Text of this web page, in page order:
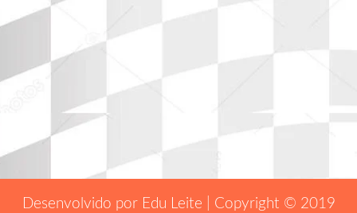
Desenvolvido por Edu Leite | Copyright © 2019